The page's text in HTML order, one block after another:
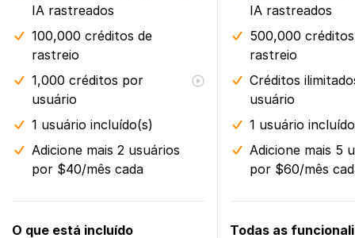
IA rastreados
100,000 créditos de
rastreio
1,000 créditos por
usuário
1 usuário incluído(s)
Adicione mais 2 usuários
por $40/mês cada
IA rastreados
500,000
rastreio
Créditos
usuário
1 usuário
Adicione mais 5
por $60/mês
O que está incluído
Todas as